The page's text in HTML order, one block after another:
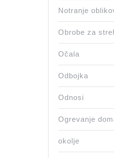
Notranje
Obrobe za
Očala
Odbojka
Odnosi
Ogrevanje
okolje